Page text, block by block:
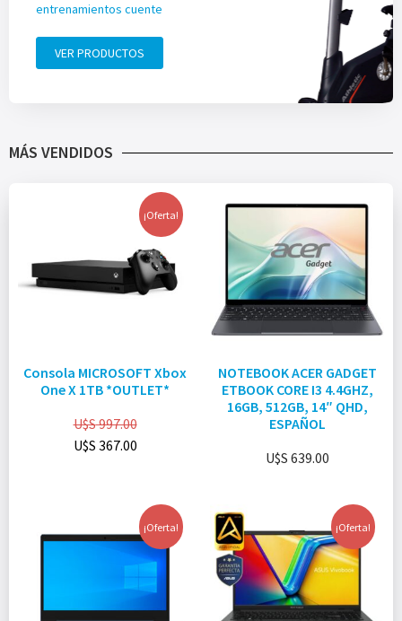
entrenamientos cuente
VER PRODUCTOS
MÁS VENDIDOS
¡Oferta!
Consola MICROSOFT Xbox
One X 1TB *OUTLET*
U$S997.00
U$S 367.00
NOTEBOOK ACER GADGET
ETBOOK CORE I3 4.4GHZ,
16GB, 512GB, 14″ QHD,
ESPAÑOL
U$S 639.00
¡Oferta! ¡Oferta!